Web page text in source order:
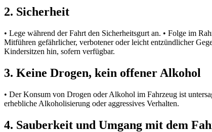
2. Sicherheit
• Lege während der Fahrt den Sicherheitsgurt an. • Folge im
Mitführen gefährlicher, verbotener oder leicht entzündlicher
Kindersitzen hin, sofern verfügbar.
3. Keine Drogen, kein offener Alkohol
• Der Konsum von Drogen oder Alkohol im Fahrzeug ist
erhebliche Alkoholisierung oder aggressives Verhalten.
4. Sauberkeit und Umgang mit dem